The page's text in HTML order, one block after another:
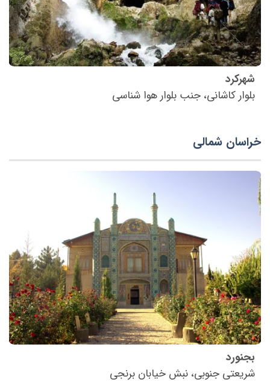
شهرکرد
بلوار کاشانی، جنب بلوار هوا شناسی
خراسان شمالی
بجنورد
شریعتی جنوبی، نبش خیابان برنجی